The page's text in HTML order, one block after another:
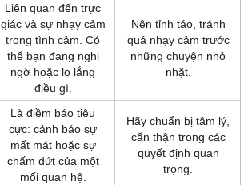
Liên quan đến trực
giác và sự nhạy cảm
trong tình cảm. Có
thể bạn đang nghi
ngờ hoặc lo lắng
điều gì.
Nên tỉnh táo, tránh
quá nhạy cảm trước
những chuyện nhỏ
nhặt.
Là điềm báo tiêu
cực: cảnh báo sự
mất mát hoặc sự
chấm dứt của một
mối quan hệ.
Hãy chuẩn bị tâm lý,
cẩn thận trong các
quyết định quan
trọng.